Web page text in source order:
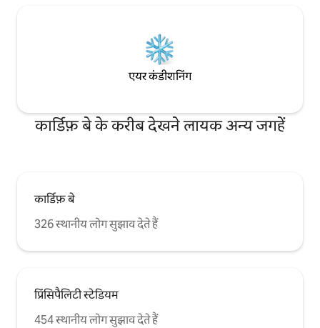
एयर कंडीशनिंग
कार्डिफ़ बे के करीब देखने लायक अन्य जगहें
कार्डिफ़ बे
326 स्थानीय लोग सुझाव देते हैं
प्रिंसिपैलिटी स्टेडियम
454 स्थानीय लोग सुझाव देते हैं